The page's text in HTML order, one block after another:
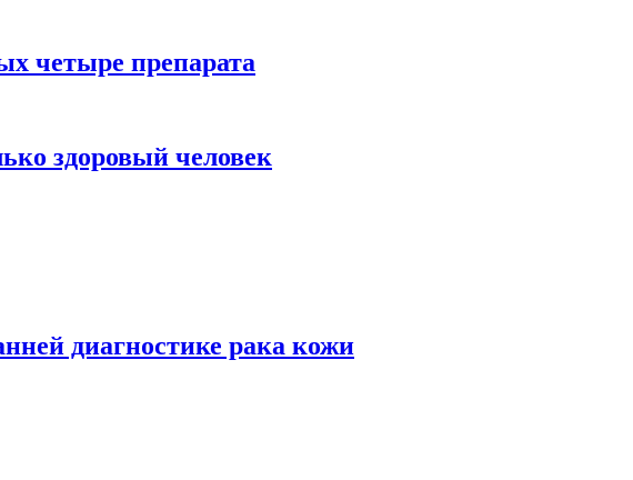
четыре препарата
здоровый человек
диагностике рака кожи